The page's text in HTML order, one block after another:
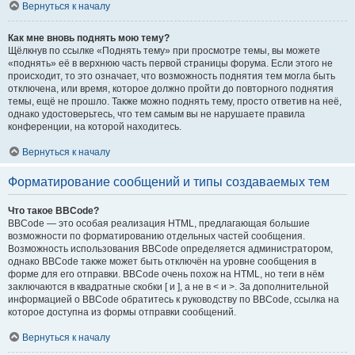
Вернуться к началу
Как мне вновь поднять мою тему?
Щёлкнув по ссылке «Поднять тему» при просмотре темы, вы можете
«поднять» её в верхнюю часть первой страницы форума. Если этого не
происходит, то это означает, что возможность поднятия тем могла быть
отключена, или время, которое должно пройти до повторного поднятия
темы, ещё не прошло. Также можно поднять тему, просто ответив на неё,
однако удостоверьтесь, что тем самым вы не нарушаете правила
конференции, на которой находитесь.
Вернуться к началу
Форматирование сообщений и типы создаваемых тем
Что такое BBCode?
BBCode — это особая реализация HTML, предлагающая большие
возможности по форматированию отдельных частей сообщения.
Возможность использования BBCode определяется администратором,
однако BBCode также может быть отключён на уровне сообщения в
форме для его отправки. BBCode очень похож на HTML, но теги в нём
заключаются в квадратные скобки [ и ], а не в < и >. За дополнительной
информацией о BBCode обратитесь к руководству по BBCode, ссылка на
которое доступна из формы отправки сообщений.
Вернуться к началу